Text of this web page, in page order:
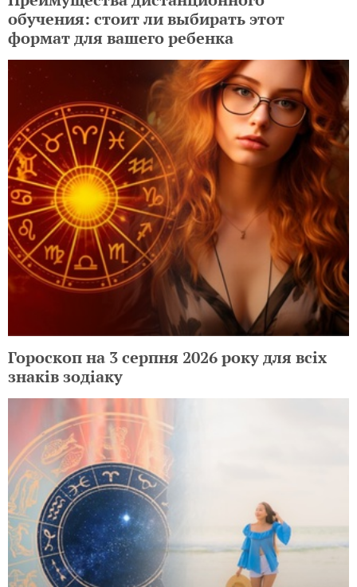
обучения: стоит ли выбирать этот
формат для вашего ребенка
Гороскоп на 3 серпня 2026 року для всіх
знаків зодіаку